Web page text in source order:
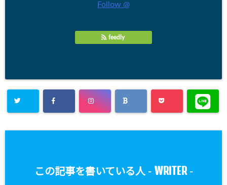
Follow @
feedly
この記事を書いている人 - WRITER-